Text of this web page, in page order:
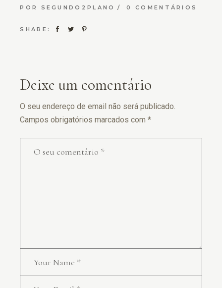
POR SEGUNDO2PLANO 0 COMENTÁRIOS
SHARE:
Deixe um comentário
O seu endereço de email não será publicado.
Campos obrigatórios marcados com*